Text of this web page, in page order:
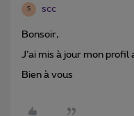
S scc
Bonsoir,
J’ai mis à jour mon
Bien à vous